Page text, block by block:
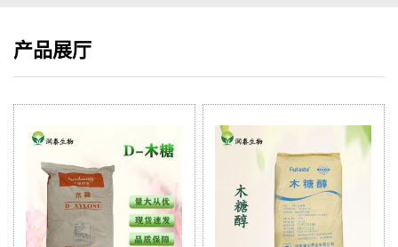
产品展厅